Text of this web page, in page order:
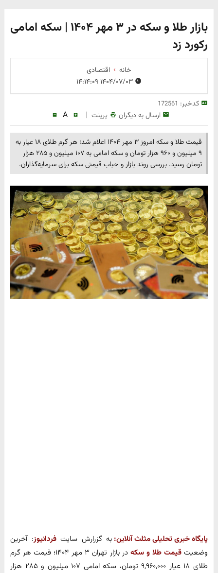
بازار طلا و سکه در ۳ مهر ۱۴۰۴ | سکه امامی
رکورد زد
خانه
اقتصادی
۱۴۰۴/۰۷/۰۳ ۱۴:۱۴:۰۹
کدخبر: 172561
ارسال به دیگران پرینت |
A
قیمت طلا و سکه امروز ۳ مهر ۱۴۰۴ اعلام شد؛ هر گرم طلای ۱۸ عیار به
۹ میلیون و ۹۶۰ هزار تومان و سکه امامی به ۱۰۷ میلیون و ۲۸۵ هزار
تومان رسید. بررسی روند بازار و حباب قیمتی سکه برای سرمایه‌گذاران.
پایگاه خبری تحلیلی مثلث آنلاین: به گزرارش سایتفردانیوز: آخرین
وضعیت قیمت طلا و سکه
در بازار تهران ۳ مهر ۱۴۰۴؛ قیمت هر گرم
طلای ۱۸ عیار ۹,۹۶۰,۰۰۰ تومان، سکه امامی ۱۰۷ میلیون و ۲۸۵ هزار